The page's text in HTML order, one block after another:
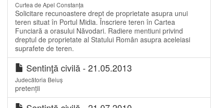
Curtea de Apel Constanța
Solicitare recunoastere drept de proprietate asupra unui
teren situat în Portul Midia. Înscriere teren în Cartea
Funciară a orasului Năvodari. Radiere mentiuni privind
dreptul de proprietate al Statului Român asupra aceleiasi
suprafete de teren.
Sentinţă civilă - 21.05.2013
Judecătoria Beiuș
pretenții